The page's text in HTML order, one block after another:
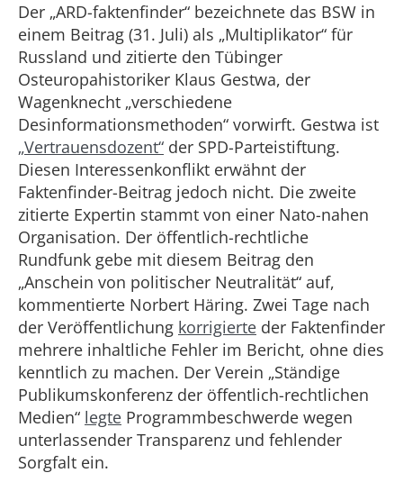
Der „ARD-faktenfinder“ bezeichnete das BSW in
einem Beitrag (31. Juli) als „Multiplikator“ für
Russland und zitierte den Tübinger
Osteuropahistoriker Klaus Gestwa, der
Wagenknecht „verschiedene
Desinformationsmethoden“ vorwirft. Gestwa ist
„Vertrauensdozent“ der SPD-Parteistiftung.
Diesen Interessenkonflikt erwähnt der
Faktenfinder-Beitrag jedoch nicht. Die zweite
zitierte Expertin stammt von einer Nato-nahen
Organisation. Der öffentlich-rechtliche
Rundfunk gebe mit diesem Beitrag den
„Anschein von politischer Neutralität“ auf,
kommentierte Norbert Häring. Zwei Tage nach
der Veröffentlichung korrigierte der Faktenfinder
mehrere inhaltliche Fehler im Bericht, ohne dies
kenntlich zu machen. Der Verein „Ständige
Publikumskonferenz der öffentlich-rechtlichen
Medien“ legte Programmbeschwerde wegen
unterlassender Transparenz und fehlender
Sorgfalt ein.